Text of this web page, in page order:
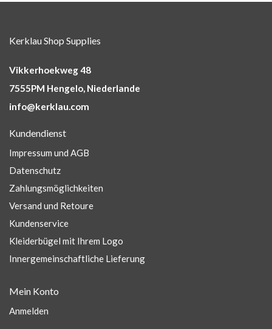
Kerklau Shop Supplies
Vikkerhoekweg 48
7555PM Hengelo, Niederlande
info@kerklau.com
Kundendienst
Impressum und AGB
Datenschutz
Zahlungsmöglichkeiten
Versand und Retoure
Kundenservice
Kleiderbügel mit Ihrem Logo
Innergemeinschaftliche Lieferung
Mein Konto
Anmelden